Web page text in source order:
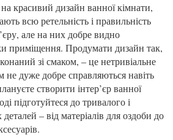
красивий дизайн ванної кімнати,
всю ретельність і правильність
але на них добре видно
приміщення. Продумати дизайн так,
зі смаком, – це нетривіальне
не дуже добре справляються навіть
створити інтер’єр ванної
підготуйтеся до тривалого і
деталей – від матеріалів для оздоби до